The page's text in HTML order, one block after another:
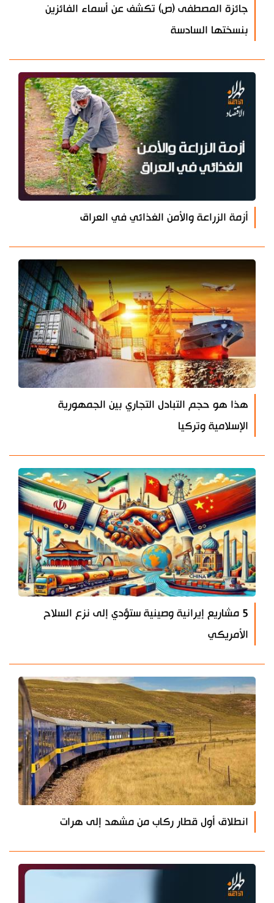
جائزة المصطفى (ص) تكشف عن أسماء الفائزين
بنسختها السادسة
أزمة الزراعة والأمن الغذائي في العراق
هذا هو حجم التبادل التجاري بين الجمهورية
الإسلامية وتركيا
5 مشاريع إيرانية وصينية ستؤدي إلى نزع السلاح
الأمريكي
انطلاق أول قطار ركاب من مشهد إلى هرات